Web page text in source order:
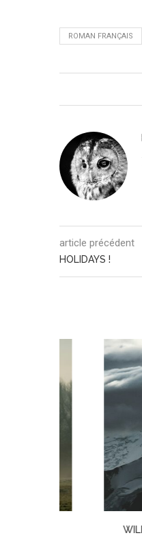
ROMAN FRANÇAIS
article précédent
HOLIDAYS !
WILD DARK